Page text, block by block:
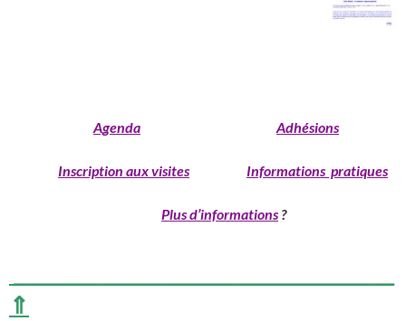
Agenda Adhésions
Inscription aux visites Informations pratiques
Plus d’informations ?
⇑